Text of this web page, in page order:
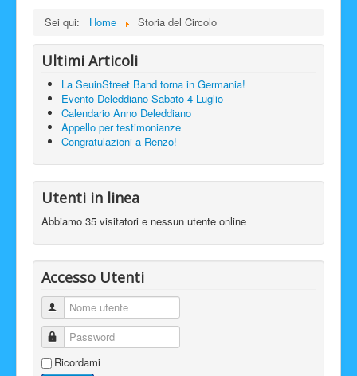
Sei qui: Home Storia del Circolo
Ultimi Articoli
La SeuinStreet Band torna in Germania!
Evento Deleddiano Sabato 4 Luglio
Calendario Anno Deleddiano
Appello per testimonianze
Congratulazioni a Renzo!
Utenti in linea
Abbiamo 35 visitatori e nessun utente online
Accesso Utenti
Nome utente
Password
Ricordami